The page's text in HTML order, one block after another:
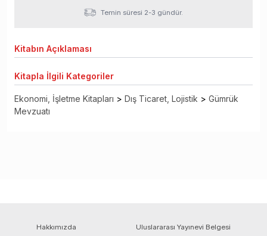
Temin süresi 2-3 gündür.
Kitabın Açıklaması
Kitapla İlgili Kategoriler
Ekonomi, İşletme Kitapları > Dış Ticaret, Lojistik > Gümrük
Mevzuatı
Hakkımızda Uluslararası Yayınevi Belgesi